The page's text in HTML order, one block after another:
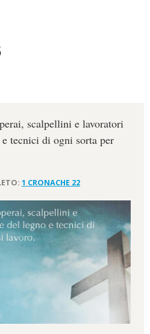
scalpellini e lavoratori
tecnici di ogni sorta per
1 CRONACHE 22